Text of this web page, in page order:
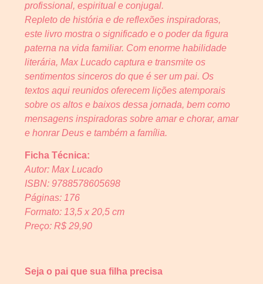
profissional, espiritual e conjugal.
Repleto de história e de reflexões inspiradoras,
este livro mostra o significado e o poder da figura
paterna na vida familiar. Com enorme habilidade
literária, Max Lucado captura e transmite os
sentimentos sinceros do que é ser um pai. Os
textos aqui reunidos oferecem lições atemporais
sobre os altos e baixos dessa jornada, bem como
mensagens inspiradoras sobre amar e chorar, amar
e honrar Deus e também a família.
Ficha Técnica:
Autor: Max Lucado
ISBN: 9788578605698
Páginas: 176
Formato: 13,5 x 20,5 cm
Preço: R$ 29,90
Seja o pai que sua filha precisa